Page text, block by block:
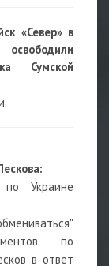
«Север» в
Сумской
Украине
по
в ответ